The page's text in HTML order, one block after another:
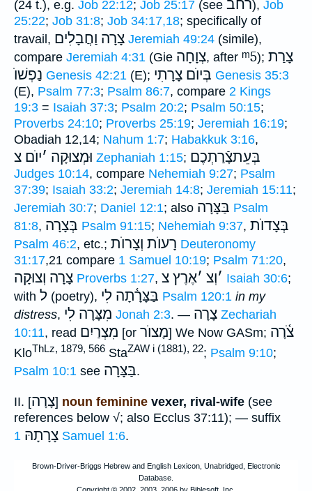
(24 t.), e.g. Job 22:12; Job 25:17 (see רחב), Job
25:22; Job 31:8; Job 34:17,18; specifically of
travail, צָרָה וַחֲבָלִים Jeremiah 49:24 (simile),
compare Jeremiah 4:31 (Gie צְוָחָה, after ᵐ5); צָרַת
נַפְשׁוֺ Genesis 42:21 (E); בְּיוֺם צָרָתִי Genesis 35:3
(E), Psalm 77:3; Psalm 86:7, compare 2 Kings
19:3 = Isaiah 37:3; Psalm 20:2; Psalm 50:15;
Proverbs 24:10; Proverbs 25:19; Jeremiah 16:19;
Obadiah 12,14; Nahum 1:7; Habakkuk 3:16,
וּמְצוּקָה ׳יוֺם צ Zephaniah 1:15; בְּעֵתצָֿרַתְכֶם
Judges 10:14, compare Nehemiah 9:27; Psalm
37:39; Isaiah 33:2; Jeremiah 14:8; Jeremiah 15:11;
Jeremiah 30:7; Daniel 12:1; also בַּצָּרָה Psalm
81:8, בְּצָרָה Psalm 91:15; Nehemiah 9:37, בְּצָדוֺת
Psalm 46:2, etc.; רָעוֺת וְצָרוֺת Deuteronomy
31:17,21 compare 1 Samuel 10:19; Psalm 71:20,
צָרָה וְצוּקָה Proverbs 1:27, ׳וְצ ׳אֶרֶץ צ Isaiah 30:6;
with ל (poetry), בַּצָּרָ֫תָה לִי Psalm 120:1 in my
distress, מִצָּרָה לִי Jonah 2:3. — צָרָה Zechariah
10:11, read מִצְרַיִם [or מָצוֺר] We Now GASm; צֹ֫רָה
KloThLz, 1879, 566 StaZAW i (1881), 22; Psalm 9:10;
Psalm 10:1 see בַּצָּרָה.
II. [צָרָה] noun feminine vexer, rival-wife (see
references below √; also Ecclus 37:11); — suffix
צָרָתָהּ 1 Samuel 1:6.